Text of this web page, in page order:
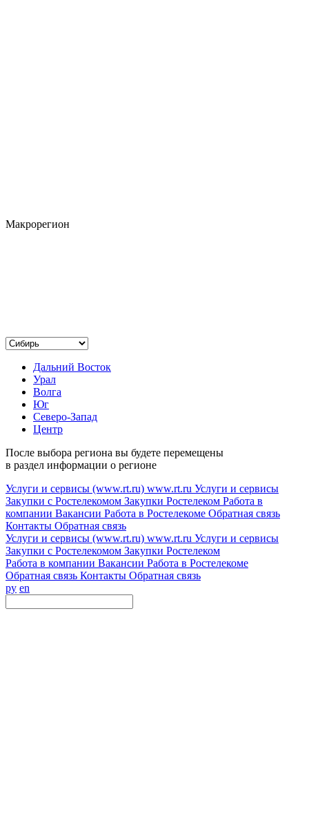
Макрорегион
Дальний Восток
Урал
Волга
Юг
Северо-Запад
Центр
После выбора региона вы будете перемещены
в раздел информации о регионе
Услуги и сервисы (www.rt.ru) www.rt.ru Услуги и сервисы
Закупки с Ростелекомом Закупки Ростелеком Работа в
компании Вакансии Работа в Ростелекоме Обратная связь
Контакты Обратная связь
Услуги и сервисы (www.rt.ru) www.rt.ru Услуги и сервисы
Закупки с Ростелекомом Закупки Ростелеком
Работа в компании Вакансии Работа в Ростелекоме
Обратная связь Контакты Обратная связь
ру en